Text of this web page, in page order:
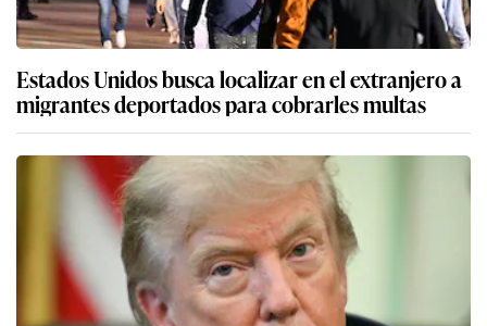
Estados Unidos busca localizar en el extranjero a
migrantes deportados para cobrarles multas